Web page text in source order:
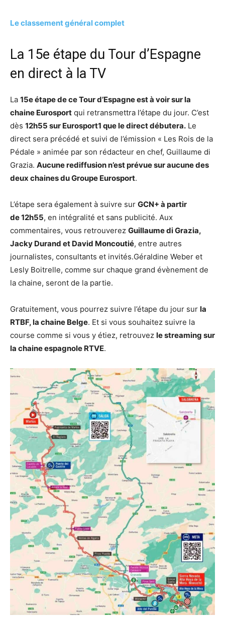
Le classement général complet
La 15e étape du Tour d’Espagne
en direct à la TV
La 15e étape de ce Tour d’Espagne est à voir sur la
chaine Eurosport qui retransmettra l’étape du jour. C’est
dès 12h55 sur Eurosport1 que le direct débutera. Le
direct sera précédé et suivi de l’émission « Les Rois de la
Pédale » animée par son rédacteur en chef, Guillaume di
Grazia. Aucune rediffusion n’est prévue sur aucune des
deux chaines du Groupe Eurosport.
L’étape sera également à suivre sur GCN+ à partir
de 12h55, en intégralité et sans publicité. Aux
commentaires, vous retrouverez Guillaume di Grazia,
Jacky Durand et David Moncoutié, entre autres
journalistes, consultants et invités.Géraldine Weber et
Lesly Boitrelle, comme sur chaque grand évènement de
la chaine, seront de la partie.
Gratuitement, vous pourrez suivre l’étape du jour sur la
RTBF, la chaine Belge. Et si vous souhaitez suivre la
course comme si vous y étiez, retrouvez le streaming sur
la chaine espagnole RTVE.